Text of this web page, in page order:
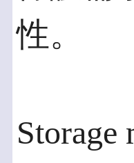
性。